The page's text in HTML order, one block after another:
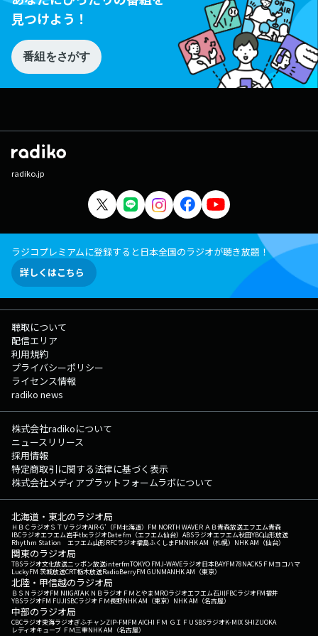
見つけよう！
番組をさがす
radiko.jp
ラジコプレミアムに登録すると日本全国のラジオが聴き放題！
詳しくはこちら
聴取について
配信エリア
利用規約
プライバシーポリシー
ライセンス情報
radiko news
株式会社radikoについて
ニュースリリース
採用情報
特定商取引に関する法律に基づく表示
株式会社メディアプラットフォームラボについて
北海道・東北のラジオ局
ＨＢＣラジオＳＴＶラジオAIR-G'（FM北海道） FM NORTH WAVEＲＡＢ青森放送エフエム青森
IBCラジオエフエム岩手tbcラジオDate fm（エフエム仙台） ABSラジオエフエム秋田YBC山形放送
Rhythm Station エフエム山形RFCラジオ福島ふくしまFMNHK AM（札幌） NHK AM（仙台）
関東のラジオ局
TBSラジオ文化放送ニッポン放送interfmTOKYO FMJ-WAVEラジオ日本BAYFM78NACK5 ＦＭヨコハマ
LuckyFM 茨城放送CRT栃木放送RadioBerryFM GUNMANHK AM（東京）
北陸・甲信越のラジオ局
ＢＳＮラジオFM NIIGATAＫＮＢラジオ ＦＭとやまMROラジオエフエム石川FBCラジオFM福井
YBSラジオFM FUJISBCラジオ ＦＭ長野NHK AM（東京） NHK AM（名古屋）
中部のラジオ局
CBCラジオ東海ラジオぎふチャンZIP-FMFM AICHI ＦＭ ＧＩＦＵ SBSラジオK-MIX SHIZUOKA
レディオキューブ ＦＭ三重NHK AM（名古屋）